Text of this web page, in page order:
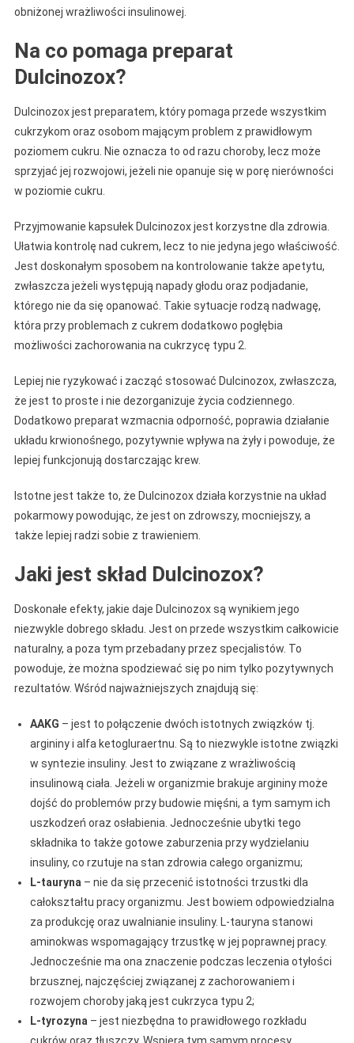
obniżonej wrażliwości insulinowej.
Na co pomaga preparat
Dulcinozox?
Dulcinozox jest preparatem, który pomaga przede wszystkim
cukrzykom oraz osobom mającym problem z prawidłowym
poziomem cukru. Nie oznacza to od razu choroby, lecz może
sprzyjać jej rozwojowi, jeżeli nie opanuje się w porę nierówności
w poziomie cukru.
Przyjmowanie kapsułek Dulcinozox jest korzystne dla zdrowia.
Ułatwia kontrolę nad cukrem, lecz to nie jedyna jego właściwość.
Jest doskonałym sposobem na kontrolowanie także apetytu,
zwłaszcza jeżeli występują napady głodu oraz podjadanie,
którego nie da się opanować. Takie sytuacje rodzą nadwagę,
która przy problemach z cukrem dodatkowo pogłębia
możliwości zachorowania na cukrzycę typu 2.
Lepiej nie ryzykować i zacząć stosować Dulcinozox, zwłaszcza,
że jest to proste i nie dezorganizuje życia codziennego.
Dodatkowo preparat wzmacnia odporność, poprawia działanie
układu krwionośnego, pozytywnie wpływa na żyły i powoduje, że
lepiej funkcjonują dostarczając krew.
Istotne jest także to, że Dulcinozox działa korzystnie na układ
pokarmowy powodując, że jest on zdrowszy, mocniejszy, a
także lepiej radzi sobie z trawieniem.
Jaki jest skład Dulcinozox?
Doskonałe efekty, jakie daje Dulcinozox są wynikiem jego
niezwykle dobrego składu. Jest on przede wszystkim całkowicie
naturalny, a poza tym przebadany przez specjalistów. To
powoduje, że można spodziewać się po nim tylko pozytywnych
rezultatów. Wśród najważniejszych znajdują się:
AAKG – jest to połączenie dwóch istotnych związków tj.
argininy i alfa ketogluraertnu. Są to niezwykle istotne związki
w syntezie insuliny. Jest to związane z wrażliwością
insulinową ciała. Jeżeli w organizmie brakuje argininy może
dojść do problemów przy budowie mięśni, a tym samym ich
uszkodzeń oraz osłabienia. Jednocześnie ubytki tego
składnika to także gotowe zaburzenia przy wydzielaniu
insuliny, co rzutuje na stan zdrowia całego organizmu;
L-tauryna – nie da się przecenić istotności trzustki dla
całokształtu pracy organizmu. Jest bowiem odpowiedzialna
za produkcję oraz uwalnianie insuliny. L-tauryna stanowi
aminokwas wspomagający trzustkę w jej poprawnej pracy.
Jednocześnie ma ona znaczenie podczas leczenia otyłości
brzusznej, najczęściej związanej z zachorowaniem i
rozwojem choroby jaką jest cukrzyca typu 2;
L-tyrozyna – jest niezbędna to prawidłowego rozkładu